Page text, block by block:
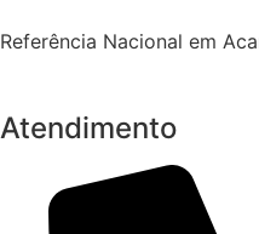
Referência Nacional em
Atendimento